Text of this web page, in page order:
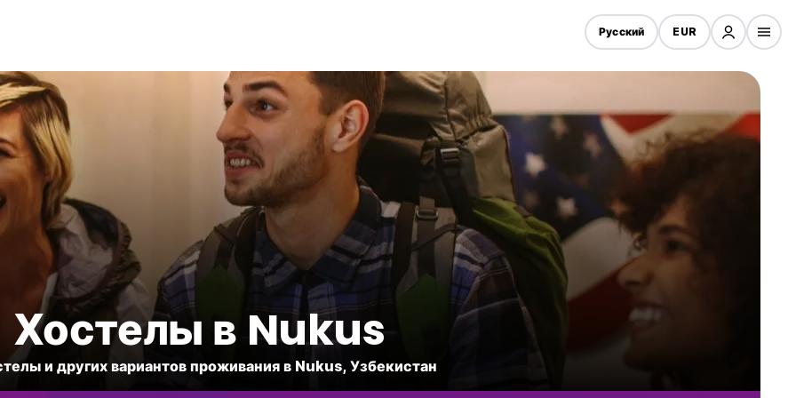
Русский EUR
Хостелы в Nukus
и других вариантов проживания в Nukus, Узбекистан